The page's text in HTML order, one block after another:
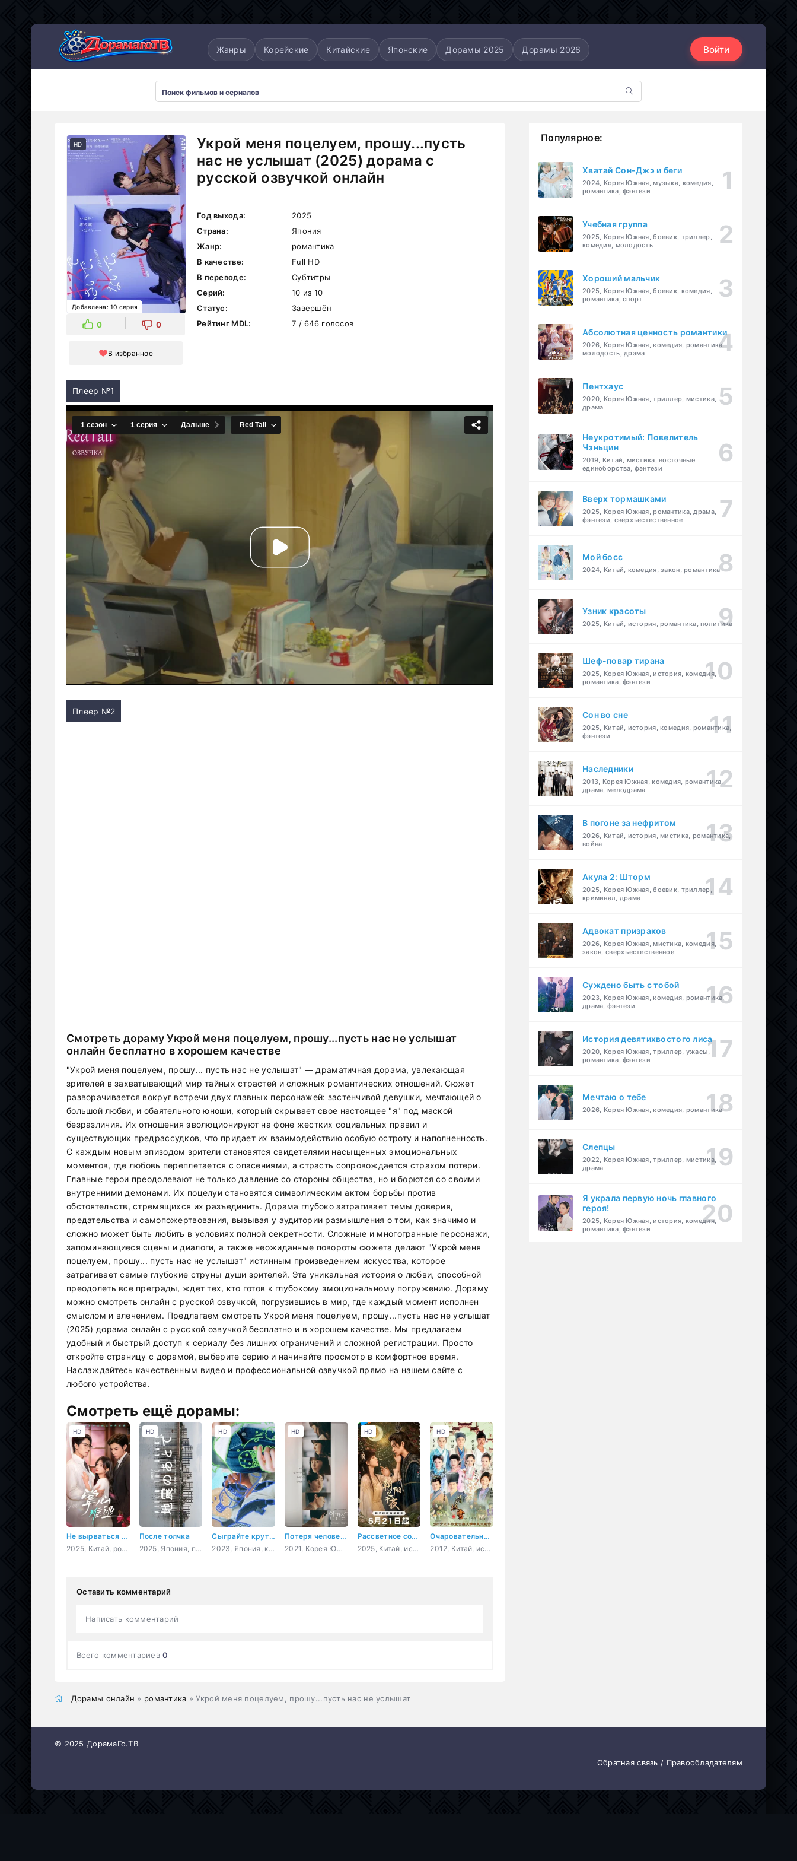
Жанры Корейские Китайские Японские Дорамы 2025 Дорамы 2026 Войти
HD
Добавлена: 10 серия
0 0
В избранное
Укрой меня поцелуем, прошу...пусть
нас не услышат (2025) дорама с
русской озвучкой онлайн
Год выхода:
2025
Страна:
Япония
Жанр:
романтика
В качестве:
Full HD
В переводе:
Субтитры
Серий:
10 из 10
Статус:
Завершён
Рейтинг MDL:
7 / 646 голосов
Плеер №1
Плеер №2
Смотреть дораму Укрой меня поцелуем, прошу...пусть нас не услышат
онлайн бесплатно в хорошем качестве
"Укрой меня поцелуем, прошу... пусть нас не услышат" — драматичная дорама, увлекающая
зрителей в захватывающий мир тайных страстей и сложных романтических отношений. Сюжет
разворачивается вокруг встречи двух главных персонажей: застенчивой девушки, мечтающей о
большой любви, и обаятельного юноши, который скрывает свое настоящее "я" под маской
безразличия. Их отношения эволюционируют на фоне жестких социальных правил и
существующих предрассудков, что придает их взаимодействию особую остроту и наполненность.
С каждым новым эпизодом зрители становятся свидетелями насыщенных эмоциональных
моментов, где любовь переплетается с опасениями, а страсть сопровождается страхом потери.
Главные герои преодолевают не только давление со стороны общества, но и борются со своими
внутренними демонами. Их поцелуи становятся символическим актом борьбы против
обстоятельств, стремящихся их разъединить. Дорама глубоко затрагивает темы доверия,
предательства и самопожертвования, вызывая у аудитории размышления о том, как значимо и
сложно может быть любить в условиях полной секретности. Сложные и многогранные персонажи,
запоминающиеся сцены и диалоги, а также неожиданные повороты сюжета делают "Укрой меня
поцелуем, прошу... пусть нас не услышат" истинным произведением искусства, которое
затрагивает самые глубокие струны души зрителей. Эта уникальная история о любви, способной
преодолеть все преграды, ждет тех, кто готов к глубокому эмоциональному погружению. Дораму
можно смотреть онлайн с русской озвучкой, погрузившись в мир, где каждый момент исполнен
смыслом и влечением. Предлагаем смотреть Укрой меня поцелуем, прошу...пусть нас не услышат
(2025) дорама онлайн с русской озвучкой бесплатно и в хорошем качестве. Мы предлагаем
удобный и быстрый доступ к сериалу без лишних ограничений и сложной регистрации. Просто
откройте страницу с дорамой, выберите серию и начинайте просмотр в комфортное время.
Наслаждайтесь качественным видео и профессиональной озвучкой прямо на нашем сайте с
любого устройства.
Смотреть ещё дорамы:
Не вырваться из твоих рук
2025, Китай, романтика
HD
После толчка
2025, Япония, повседневность
HD
Сыграйте круто, ребята
2023, Япония, комедия, повседневность, молодость
HD
Потеря человечности
2021, Корея Южная, повседневность, драма, мелодрама
HD
Рассветное солнце в ночи
2025, Китай, история, романтика, фэнтези
HD
Очаровательный снег
2012, Китай, история, романтика
HD
Оставить комментарий
Написать комментарий
Всего комментариев0
Дорамы онлайн » романтика » Укрой меня поцелуем, прошу...пусть нас не услышат
Популярное:
Хватай Сон-Джэ и беги
2024, Корея Южная, музыка, комедия,
романтика, фэнтези
Учебная группа
2025, Корея Южная, боевик, триллер,
комедия, молодость
Хороший мальчик
2025, Корея Южная, боевик, комедия,
романтика, спорт
Абсолютная ценность романтики
2026, Корея Южная, комедия, романтика,
молодость, драма
Пентхаус
2020, Корея Южная, триллер, мистика,
драма
Неукротимый: Повелитель
Чэньцин
2019, Китай, мистика, восточные
единоборства, фэнтези
Вверх тормашками
2025, Корея Южная, романтика, драма,
фэнтези, сверхъестественное
Мой босс
2024, Китай, комедия, закон, романтика
Узник красоты
2025, Китай, история, романтика, политика
Шеф-повар тирана
2025, Корея Южная, история, комедия,
романтика, фэнтези
Cон во сне
2025, Китай, история, комедия, романтика,
фэнтези
Наследники
2013, Корея Южная, комедия, романтика,
драма, мелодрама
В погоне за нефритом
2026, Китай, история, мистика, романтика,
война
Акула 2: Шторм
2025, Корея Южная, боевик, триллер,
криминал, драма
Адвокат призраков
2026, Корея Южная, мистика, комедия,
закон, сверхъестественное
Суждено быть с тобой
2023, Корея Южная, комедия, романтика,
драма, фэнтези
История девятихвостого лиса
2020, Корея Южная, триллер, ужасы,
романтика, фэнтези
Мечтаю о тебе
2026, Корея Южная, комедия, романтика
Слепцы
2022, Корея Южная, триллер, мистика,
драма
Я украла первую ночь главного
героя!
2025, Корея Южная, история, комедия,
романтика, фэнтези
© 2025 ДорамаГо.ТВ
Обратная связь / Правообладателям
Дорамы 2025 Дорамы 2026